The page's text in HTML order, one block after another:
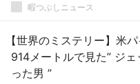
暇つぶしニュース
【世界のミステリー】米
914メートルで見た” ジ
った男 ”